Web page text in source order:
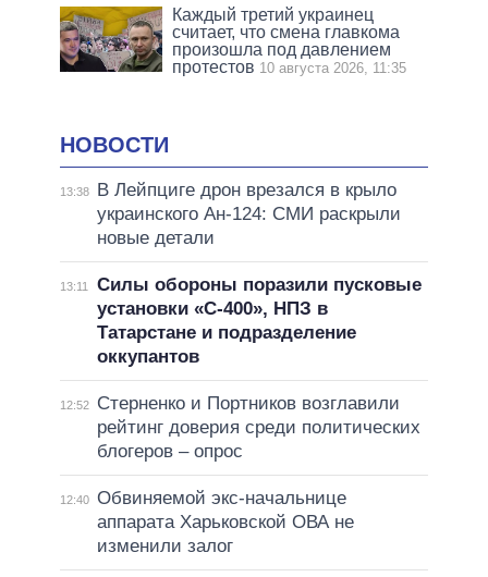
Каждый третий украинец
считает, что смена главкома
произошла под давлением
протестов 10 августа 2026, 11:35
НОВОСТИ
13:38
В Лейпциге дрон врезался в крыло
украинского Ан-124: СМИ раскрыли
новые детали
13:11
Силы обороны поразили пусковые
установки «С-400», НПЗ в
Татарстане и подразделение
оккупантов
12:52
Стерненко и Портников возглавили
рейтинг доверия среди политических
блогеров – опрос
12:40 Обвиняемой экс-начальнице
аппарата Харьковской ОВА не
изменили залог